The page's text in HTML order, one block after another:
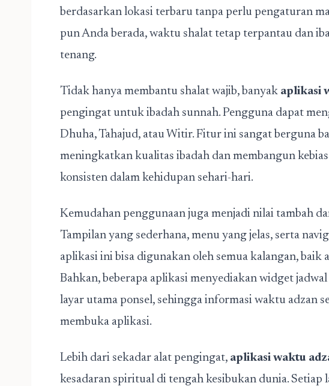
berdasarkan lokasi terbaru tanpa perlu pengaturan
pun Anda berada, waktu shalat tetap terpantau dan
tenang.
Tidak hanya membantu shalat wajib, banyak aplikasi
pengingat untuk ibadah sunnah. Pengguna dapat
Dhuha, Tahajud, atau Witir. Fitur ini sangat berguna
meningkatkan kualitas ibadah dan membangun
konsisten dalam kehidupan sehari-hari.
Kemudahan penggunaan juga menjadi nilai tambah
Tampilan yang sederhana, menu yang jelas, serta
aplikasi ini bisa digunakan oleh semua kalangan, baik
Bahkan, beberapa aplikasi menyediakan widget
layar utama ponsel, sehingga informasi waktu adzan
membuka aplikasi.
Lebih dari sekadar alat pengingat, aplikasi waktu
kesadaran spiritual di tengah kesibukan dunia.